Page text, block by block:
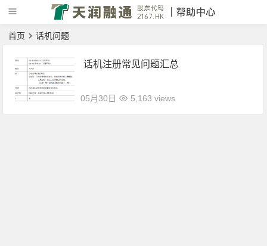
首页 话机问题
话机注册常见问题汇总
05月30日 5,163 views